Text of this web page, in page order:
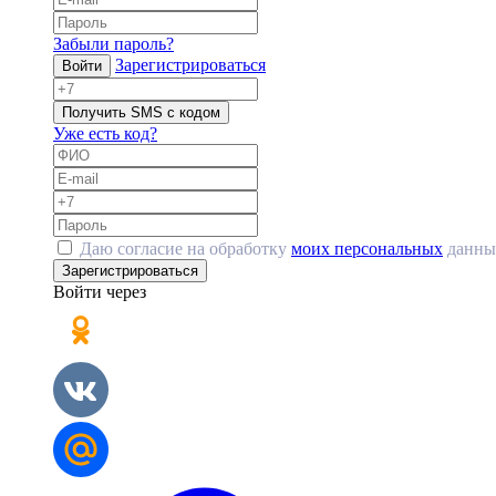
Забыли пароль?
Войти Зарегистрироваться
Получить SMS с кодом
Уже есть код?
Даю согласие на обработку моих персональных
Зарегистрироваться
Войти через